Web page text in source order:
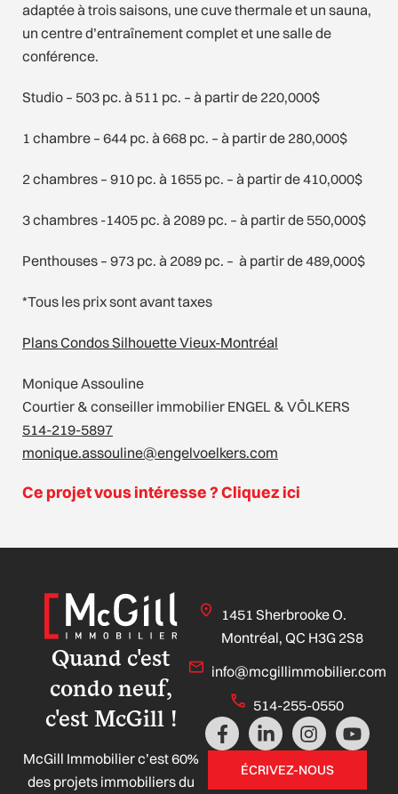
adaptée à trois saisons, une cuve thermale et un sauna,
un centre d’entraînement complet et une salle de
conférence.
Studio – 503 pc. à 511 pc. – à partir de 220,000$
1 chambre – 644 pc. à 668 pc. – à partir de 280,000$
2 chambres – 910 pc. à 1655 pc. – à partir de 410,000$
3 chambres -1405 pc. à 2089 pc. – à partir de 550,000$
Penthouses – 973 pc. à 2089 pc. – à partir de 489,000$
*Tous les prix sont avant taxes
Plans Condos Silhouette Vieux-Montréal
Monique Assouline
Courtier & conseiller immobilier ENGEL & VÖLKERS
514-219-5897
monique.assouline@engelvoelkers.com
Ce projet vous intéresse ? Cliquez ici
Quand c'est
condo neuf,
c'est McGill !
McGill Immobilier c’est 60%
des projets immobiliers du
1451 Sherbrooke O.
Montréal, QC H3G 2S8
info@mcgillimmobilier.com
514-255-0550
F
a
L
i
n
k
I
n
s
t
Y
o
ÉCRIVEZ-NOUS